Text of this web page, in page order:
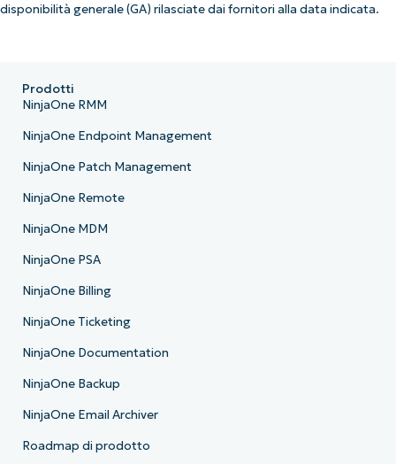
disponibilità generale (GA) rilasciate dai fornitori alla data indicata.
Prodotti
NinjaOne RMM
NinjaOne Endpoint Management
NinjaOne Patch Management
NinjaOne Remote
NinjaOne MDM
NinjaOne PSA
NinjaOne Billing
NinjaOne Ticketing
NinjaOne Documentation
NinjaOne Backup
NinjaOne Email Archiver
Roadmap di prodotto